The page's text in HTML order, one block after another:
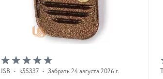
JSB • k55337 • Забрать 24 августа 2026 г.